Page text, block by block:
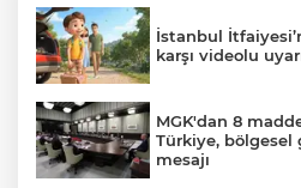
İstanbul
karşı videolu
MGK'dan 8
Türkiye, bölgesel
mesajı